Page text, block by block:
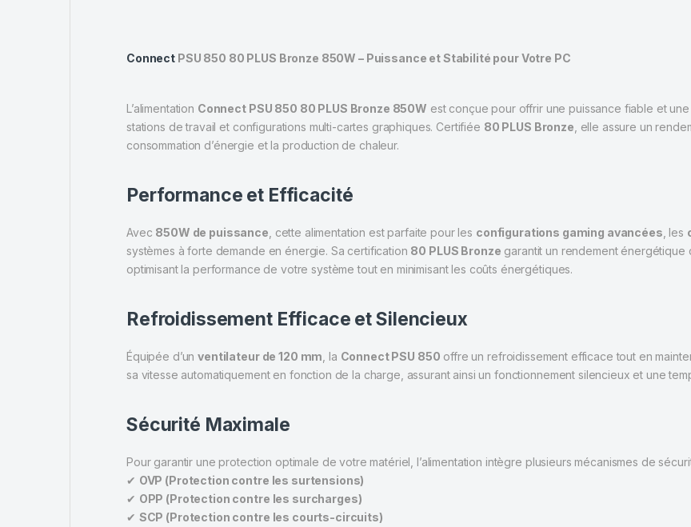
Connect PSU 850 80 PLUS Bronze 850W – Puissance et Stabilité pour Votre PC
L’alimentation Connect PSU 850 80 PLUS Bronze 850W est conçue pour offrir une puissance fiable et
stations de travail et configurations multi-cartes graphiques. Certifiée 80 PLUS Bronze , elle assure un
consommation d’énergie et la production de chaleur.
Performance et Efficacité
Avec 850W de puissance , cette alimentation est parfaite pour les configurations gaming avancées , les
systèmes à forte demande en énergie. Sa certification 80 PLUS Bronze garantit un rendement énergétique
optimisant la performance de votre système tout en minimisant les coûts énergétiques.
Refroidissement Efficace et Silencieux
Équipée d’unventilateur de 120 mm , la Connect PSU 850 offre un refroidissement efficace tout en
sa vitesse automatiquement en fonction de la charge, assurant ainsi un fonctionnement silencieux et une
Sécurité Maximale
Pour garantir une protection optimale de votre matériel, l’alimentation intègre plusieurs mécanismes de
✔ OVP (Protection contre les surtensions)
✔ OPP (Protection contre les surcharges)
✔ SCP (Protection contre les courts-circuits)